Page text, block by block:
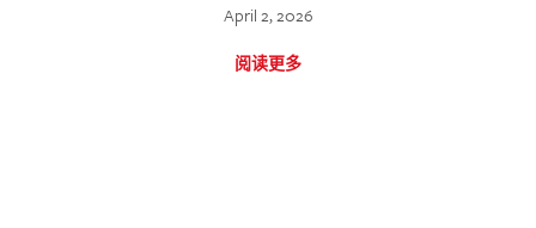
April 2, 2026
阅读更多